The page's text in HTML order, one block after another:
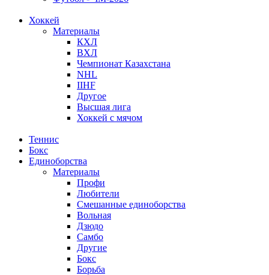
Хоккей
Материалы
КХЛ
ВХЛ
Чемпионат Казахстана
NHL
IIHF
Другое
Высшая лига
Хоккей с мячом
Теннис
Бокс
Единоборства
Материалы
Профи
Любители
Смешанные единоборства
Вольная
Дзюдо
Самбо
Другие
Бокс
Борьба